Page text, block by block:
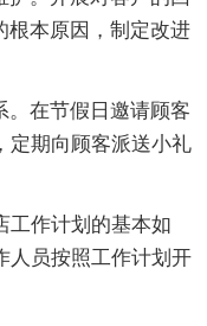
根本原因，制定改进
。在节假日邀请顾客
定期向顾客派送小礼
工作计划的基本如
人员按照工作计划开